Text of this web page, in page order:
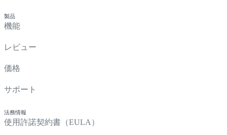
製品
機能
レビュー
価格
サポート
法務情報
使用許諾契約書（EULA）